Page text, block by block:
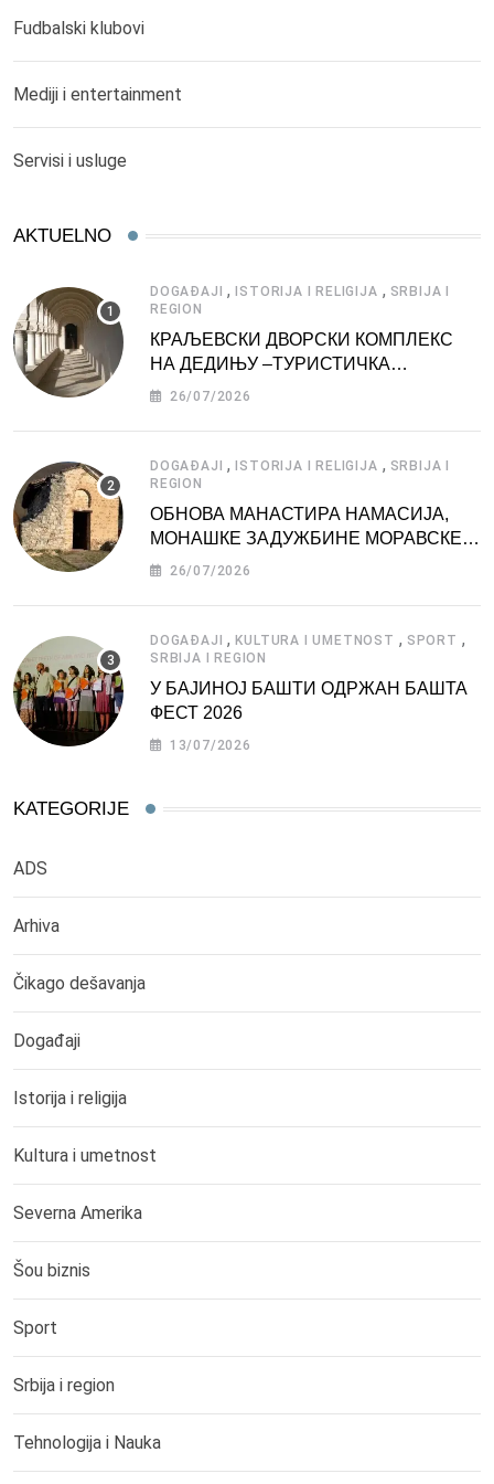
Fudbalski klubovi
Mediji i entertainment
Servisi i usluge
AKTUELNO
DOGAĐAJI , ISTORIJA I RELIGIJA , SRBIJA I
REGION
КРАЉЕВСКИ ДВОРСКИ КОМПЛЕКС
НА ДЕДИЊУ –ТУРИСТИЧКА
АТРАКЦИЈА
26/07/2026
DOGAĐAJI , ISTORIJA I RELIGIJA , SRBIJA I
REGION
ОБНОВА МАНАСТИРА НАМАСИЈА,
МОНАШКЕ ЗАДУЖБИНЕ МОРАВСКЕ
СРБИЈЕ
26/07/2026
DOGAĐAJI ,KULTURA I UMETNOST , SPORT ,
SRBIJA I REGION
У БАЈИНОЈ БАШТИ ОДРЖАН БАШТА
ФЕСТ 2026
13/07/2026
KATEGORIJE
ADS
Arhiva
Čikago dešavanja
Događaji
Istorija i religija
Kultura i umetnost
Severna Amerika
Šou biznis
Sport
Srbija i region
Tehnologija i Nauka